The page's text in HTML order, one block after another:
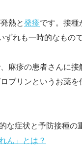
熱と発疹です。接種
ずれも一時的なもの
麻疹の患者さんに
ブリンというお薬
な症状と予防接種の
ん」とは？